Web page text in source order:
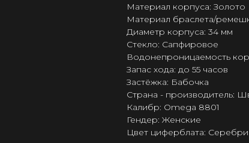
Материал корпуса:
Материал браслета/
Диаметр корпуса: 34 мм
Стекло: Сапфировое
Водонепроницаемость
Запас хода: до 55 часов
Застёжка: Бабочка
Страна - производитель:
Калибр: Omega 8801
Гендер: Женские
Цвет циферблата: